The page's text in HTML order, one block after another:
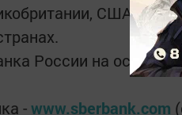
США, СНГ,
России на
-www.sberbank.com